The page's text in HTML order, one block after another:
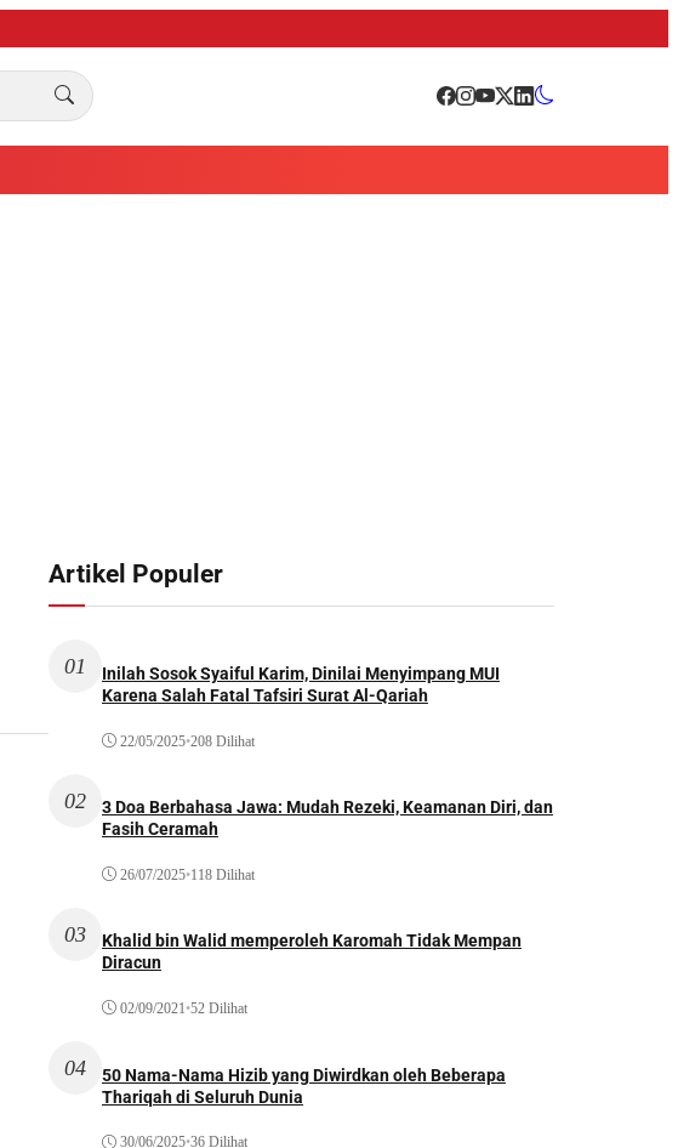
Artikel Populer
01
Inilah Sosok Syaiful Karim, Dinilai Menyimpang MUI
Karena Salah Fatal Tafsiri Surat Al-Qariah
22/05/2025•208 Dilihat
02
3 Doa Berbahasa Jawa: Mudah Rezeki, Keamanan Diri, dan
Fasih Ceramah
26/07/2025•118 Dilihat
03
Khalid bin Walid memperoleh Karomah Tidak Mempan
Diracun
02/09/2021•52 Dilihat
04
50 Nama-Nama Hizib yang Diwirdkan oleh Beberapa
Thariqah di Seluruh Dunia
30/06/2025•36 Dilihat